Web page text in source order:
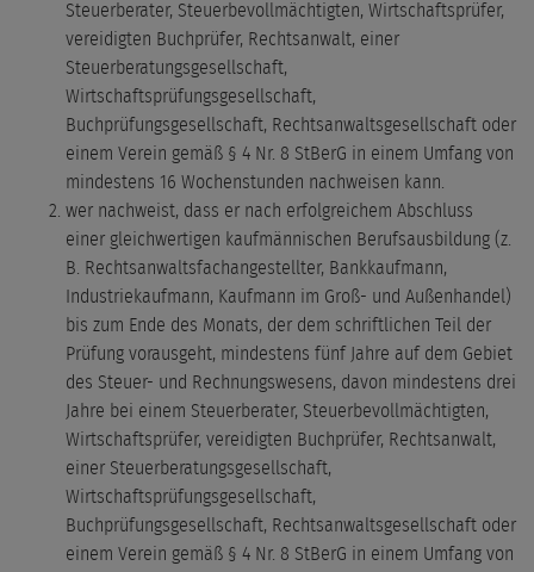
Steuerberater, Steuerbevollmächtigten, Wirtschaftsprüfer,
vereidigten Buchprüfer, Rechtsanwalt, einer
Steuerberatungsgesellschaft,
Wirtschaftsprüfungsgesellschaft,
Buchprüfungsgesellschaft, Rechtsanwaltsgesellschaft oder
einem Verein gemäß § 4 Nr. 8 StBerG in einem Umfang von
mindestens 16 Wochenstunden nachweisen kann.
wer nachweist, dass er nach erfolgreichem Abschluss
einer gleichwertigen kaufmännischen Berufsausbildung (z.
B. Rechtsanwaltsfachangestellter, Bankkaufmann,
Industriekaufmann, Kaufmann im Groß- und Außenhandel)
bis zum Ende des Monats, der dem schriftlichen Teil der
Prüfung vorausgeht, mindestens fünf Jahre auf dem Gebiet
des Steuer- und Rechnungswesens, davon mindestens drei
Jahre bei einem Steuerberater, Steuerbevollmächtigten,
Wirtschaftsprüfer, vereidigten Buchprüfer, Rechtsanwalt,
einer Steuerberatungsgesellschaft,
Wirtschaftsprüfungsgesellschaft,
Buchprüfungsgesellschaft, Rechtsanwaltsgesellschaft oder
einem Verein gemäß § 4 Nr. 8 StBerG in einem Umfang von